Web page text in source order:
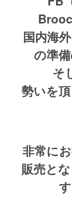
国内海
の準
そ
勢いを
非常に
販売と
す